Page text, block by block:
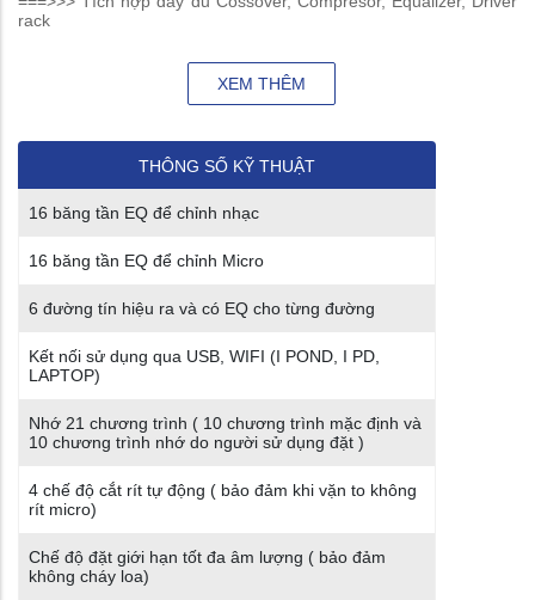
rack
XEM THÊM
THÔNG SỐ KỸ THUẬT
16 băng tần EQ để chỉnh nhạc
16 băng tần EQ để chỉnh Micro
6 đường tín hiệu ra và có EQ cho từng đường
Kết nối sử dụng qua USB, WIFI (I POND, I PD,
LAPTOP)
Nhớ 21 chương trình ( 10 chương trình mặc định và
10 chương trình nhớ do người sử dụng đặt )
4 chế độ cắt rít tự động ( bảo đảm khi vặn to không
rít micro)
Chế độ đặt giới hạn tốt đa âm lượng ( bảo đảm
không cháy loa)